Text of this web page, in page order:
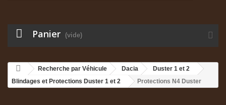
Panier (vide)
Recherche par Véhicule Dacia
Duster 1 et 2
Blindages et Protections Duster 1 et 2
Protections N4 Duster